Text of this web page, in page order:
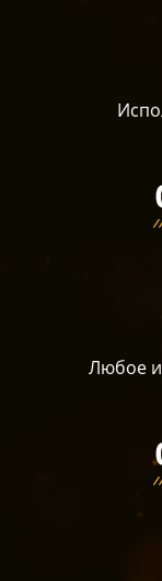
Любое